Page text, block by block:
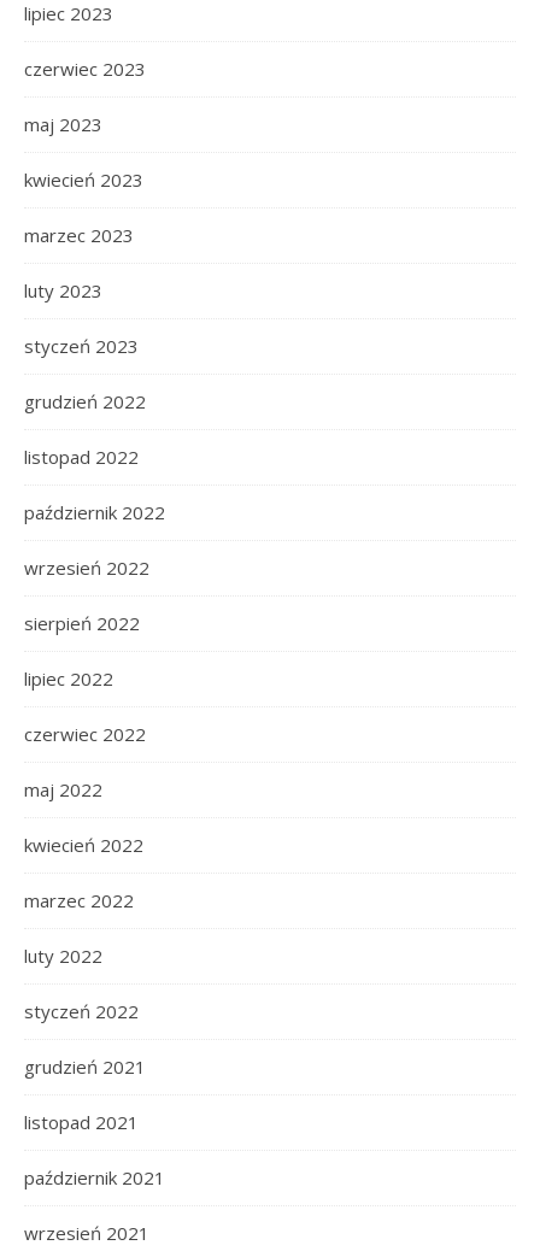
lipiec 2023
czerwiec 2023
maj 2023
kwiecień 2023
marzec 2023
luty 2023
styczeń 2023
grudzień 2022
listopad 2022
październik 2022
wrzesień 2022
sierpień 2022
lipiec 2022
czerwiec 2022
maj 2022
kwiecień 2022
marzec 2022
luty 2022
styczeń 2022
grudzień 2021
listopad 2021
październik 2021
wrzesień 2021